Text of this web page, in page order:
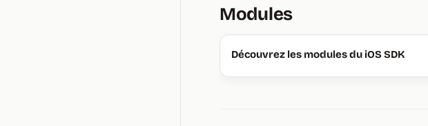
Modules
Découvrez les modules du iOS SDK